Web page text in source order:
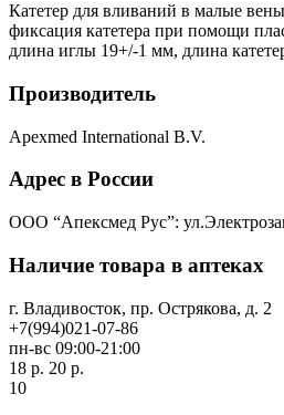
Катетер для вливаний в малые
фиксация катетера при помощи
длина иглы 19+/-1 мм, длина
Производитель
Apexmed International B.V.
Адрес в России
ООО “Апексмед Рус”:
Наличие товара в аптеках
г. Владивосток, пр. Острякова, д. 2
+7(994)021-07-86
пн-вс 09:00-21:00
18 р. 20 р.
10